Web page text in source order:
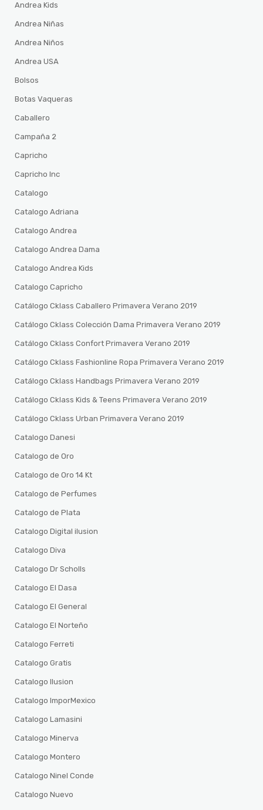
Andrea Kids
Andrea Niñas
Andrea Niños
Andrea USA
Bolsos
Botas Vaqueras
Caballero
Campaña 2
Capricho
Capricho Inc
Catalogo
Catalogo Adriana
Catalogo Andrea
Catalogo Andrea Dama
Catalogo Andrea Kids
Catalogo Capricho
Catálogo Cklass Caballero Primavera Verano 2019
Catálogo Cklass Colección Dama Primavera Verano 2019
Catálogo Cklass Confort Primavera Verano 2019
Catálogo Cklass Fashionline Ropa Primavera Verano 2019
Catálogo Cklass Handbags Primavera Verano 2019
Catálogo Cklass Kids & Teens Primavera Verano 2019
Catálogo Cklass Urban Primavera Verano 2019
Catalogo Danesi
Catalogo de Oro
Catalogo de Oro 14 Kt
Catalogo de Perfumes
Catalogo de Plata
Catalogo Digital ilusion
Catalogo Diva
Catalogo Dr Scholls
Catalogo El Dasa
Catalogo El General
Catalogo El Norteño
Catalogo Ferreti
Catalogo Gratis
Catalogo Ilusion
Catalogo ImporMexico
Catalogo Lamasini
Catalogo Minerva
Catalogo Montero
Catalogo Ninel Conde
Catalogo Nuevo